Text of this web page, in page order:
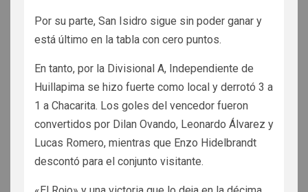
Por su parte, San Isidro sigue sin poder ganar y
está último en la tabla con cero puntos.
En tanto, por la Divisional A, Independiente de
Huillapima se hizo fuerte como local y derrotó 3 a
1 a Chacarita. Los goles del vencedor fueron
convertidos por Dilan Ovando, Leonardo Álvarez y
Lucas Romero, mientras que Enzo Hidelbrandt
descontó para el conjunto visitante.